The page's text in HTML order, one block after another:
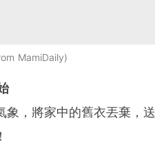
MamiDaily
象，將家中的舊衣丟棄，